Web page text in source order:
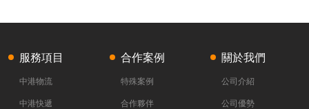
服務項目
中港物流
中港快遞
合作案例
特殊案例
合作夥伴
關於我們
公司介紹
公司優勢